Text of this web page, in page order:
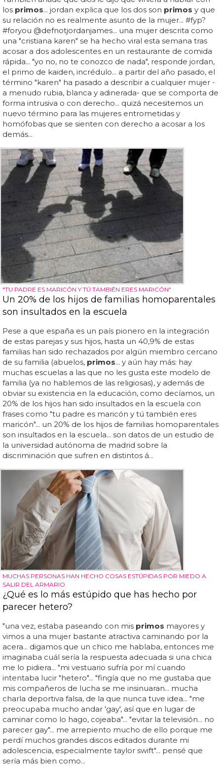
los primos... jordan explica que los dos son primos y que
su relación no es realmente asunto de la mujer... #fyp?
#foryou @defnotjordanjames... una mujer descrita como
una "cristiana karen" se ha hecho viral esta semana tras
acosar a dos adolescentes en un restaurante de comida
rápida... "yo no, no te conozco de nada", responde jordan,
el primo de kaiden, incrédulo... a partir del año pasado, el
término "karen" ha pasado a describir a cualquier mujer -
a menudo rubia, blanca y adinerada- que se comporta de
forma intrusiva o con derecho... quizá necesitemos un
nuevo término para las mujeres entrometidas y
homófobas que se sienten con derecho a acosar a los
demás...
"TU PADRE ES MARICÓN Y TÚ TAMBIÉN ERES MARICÓN"
Un 20% de los hijos de familias homoparentales
son insultados en la escuela
Pese a que españa es un país pionero en la integración
de estas parejas y sus hijos, hasta un 40,9% de estas
familias han sido rechazados por algún miembro cercano
de su familia (abuelos, primos... y aún hay más: hay
muchas escuelas a las que no les gusta este modelo de
familia (ya no hablemos de las religiosas), y además de
obviar su existencia en la educación, como decíamos, un
20% de los hijos han sido insultados en la escuela con
frases como "tu padre es maricón y tú también eres
maricón"... un 20% de los hijos de familias homoparentales
son insultados en la escuela... son datos de un estudio de
la universidad autónoma de madrid sobre la
discriminación que sufren en distintos á...
MUCHAS PERSONAS HAN HECHO COSAS ESTÚPIDAS POR MIEDO A
SALIR DEL ARMARIO
¿Qué es lo más estúpido que has hecho por
parecer hetero?
"una vez, estaba paseando con mis primos mayores y
vimos a una mujer bastante atractiva caminando por la
acera... digamos que un chico me hablaba, entonces me
imaginaba cuál sería la respuesta adecuada si una chica
me lo pidiera... "mi vestuario sufría por mí cuando
intentaba lucir "hetero"... "fingía que no me gustaba que
mis compañeros de lucha se me insinuaran... mucha
charla deportiva falsa, de la que nunca tuve idea... "me
preocupaba mucho andar 'gay', así que en lugar de
caminar como lo hago, cojeaba"... "evitar la televisión... no
parecer gay"... me arrepiento mucho de ello porque me
perdí muchos grandes discos editados durante mi
adolescencia, especialmente taylor swift"... pensé que
sería más bien como...